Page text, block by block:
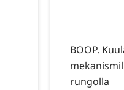
BOOP.
rungolla